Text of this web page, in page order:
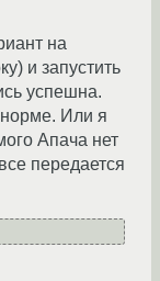
на
и запустить
успешна.
Или я
Апача нет
передается